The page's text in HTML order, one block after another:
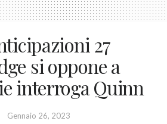
27
si oppone a
interroga Quinn
Gennaio 26, 2023